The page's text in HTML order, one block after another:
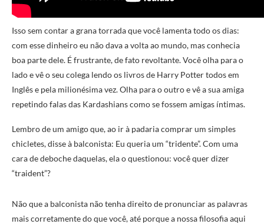
Isso sem contar a grana torrada que você lamenta todo os dias:
com esse dinheiro eu não dava a volta ao mundo, mas conhecia
boa parte dele. É frustrante, de fato revoltante. Você olha para o
lado e vê o seu colega lendo os livros de Harry Potter todos em
Inglês e pela milionésima vez. Olha para o outro e vê a sua amiga
repetindo falas das Kardashians como se fossem amigas íntimas.
Lembro de um amigo que, ao ir à padaria comprar um simples
chicletes, disse à balconista: Eu queria um “tridente”. Com uma
cara de deboche daquelas, ela o questionou: você quer dizer
“traident”?
Não que a balconista não tenha direito de pronunciar as palavras
mais corretamente do que você, até porque a nossa filosofia aqui